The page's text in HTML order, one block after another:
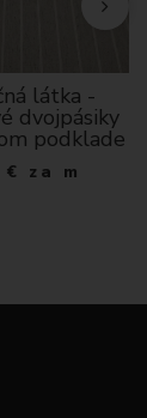
látka -
dvojpásiky
podklade
€ za m